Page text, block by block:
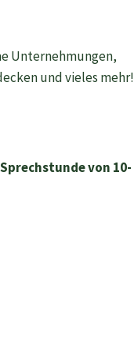
Unternehmungen,
und vieles mehr!
Sprechstunde von 10-